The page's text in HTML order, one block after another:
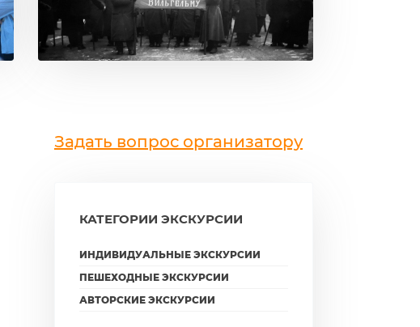
Задать вопрос организатору
КАТЕГОРИИ ЭКСКУРСИИ
ИНДИВИДУАЛЬНЫЕ ЭКСКУРСИИ
ПЕШЕХОДНЫЕ ЭКСКУРСИИ
АВТОРСКИЕ ЭКСКУРСИИ